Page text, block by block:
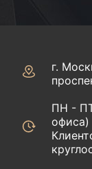
г.
ПН -
офиса)